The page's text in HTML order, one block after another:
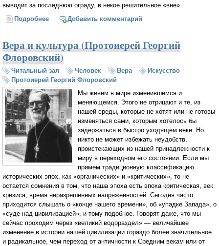
выводит за последнюю ограду, в некое решительное «вне».
Подробнее о О границах Церкви (Протоиерей Георгий
Добавить комментарий
Вера и культура (Протоиерей Георгий
Флоровский)
Читальный зал Человек Вера
Искусство
Протоиерей Георгий Флоровский
Мы живем в мире изменившемся и
меняющемся. Этого не отрицают и те, из
нашей среды, которые не хотят или не готовы
изменяться сами, которым хотелось бы
задержаться в быстро уходящем веке. Но
никто не может избежать неудобств,
проистекающих из нашей принадлежности к
миру в переходном его состоянии. Если мы
примем традиционную классификацию
исторических эпох, как «органических» и «критических», то не
остается сомнения в том, что наша эпоха есть эпоха критическая, век
кризиса, время неразрешенных напряженностей. Сегодня часто
приходится слышать о «конце нашего времени», об «упадке Запада», о
«суде над цивилизацией», и тому подобное. Говорят даже, что мы
сейчас проходим через «великий водораздел» — величайшее
изменение в истории нашей цивилизации гораздо более значительное
и радикальное, чем переход от античности к Средним векам или от